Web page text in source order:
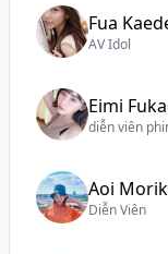
Fua
AV Idol
Eimi
diễn viên
Aoi
Diễn Viên